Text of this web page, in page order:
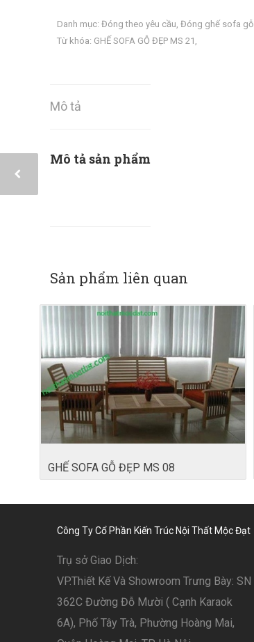
Danh mục: Đóng theo yêu cầu, Đóng ghế sofa gỗ
Từ khóa: GHẾ SOFA GỖ ĐẸP MS 21 ,
Mô tả
Mô tả sản phẩm
Sản phẩm liên quan
GHẾ SOFA GỖ ĐẸP MS 08
Công Ty Cổ Phần Kiến Trúc Nội Thất Mộc Đạt
Trụ sở Giao Dịch:
VP.Thiết Kế Và Showroom Trưng Bày: SN
362C Đường Đỗ Mười ( Cạnh Karaok
6A), Phố Tây Trà, Phường Hoàng Mai,